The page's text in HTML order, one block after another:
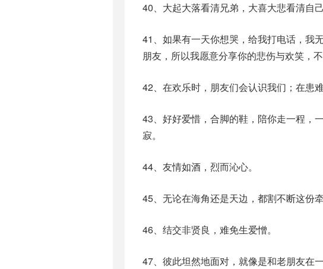
40、大起大落看清兄弟，大喜大悲看清自己
41、如果有一天你想哭，给我打电话，我
朋友，所以我愿意分享你的悲伤与欢笑，
42、在欢乐时，朋友们会认识我们；在患
43、好好爱惜，合脚的鞋，陪你走一程，
寂。
44、友情如酒，烈而沁心。
45、无论在海角还是天边，都割不断这份
46、结交非贤良，难免生爱憎。
47、彼此坦然地面对，就像是和老朋友在